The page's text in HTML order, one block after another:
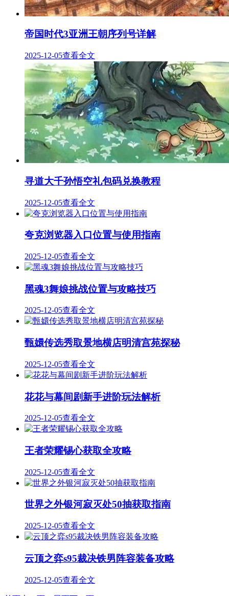
帝国时代3亚洲王朝序列号详解
2025-12-05查看全文
寻道大千孙悟空礼包码兑换教程
2025-12-05查看全文
夸克浏览器入口位置与使用指南
2025-12-05查看全文
黑魂3舞娘挑战位置与攻略技巧
2025-12-05查看全文
甄嬛传选秀取景地横店明清宫苑探秘
2025-12-05查看全文
花花与幕间剧新手进阶玩法解析
2025-12-05查看全文
王者荣耀锡心获取全攻略
2025-12-05查看全文
世界之外银河寂灭处50抽获取指南
2025-12-05查看全文
云顶之弈s95裁决铁男阵容装备攻略
2025-12-05查看全文